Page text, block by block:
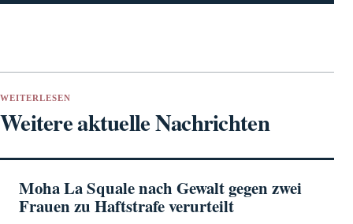
WEITERLESEN
Weitere aktuelle Nachrichten
Moha La Squale nach Gewalt gegen zwei
Frauen zu Haftstrafe verurteilt